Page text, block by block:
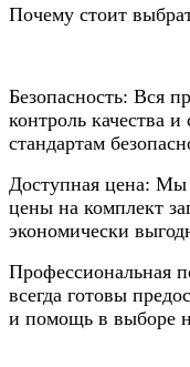
Почему стоит
Безопасность: Вся
контроль качества
стандартам
Доступная цена: Мы
цены на комплект
экономически
Профессиональная
всегда готовы
и помощь в выборе